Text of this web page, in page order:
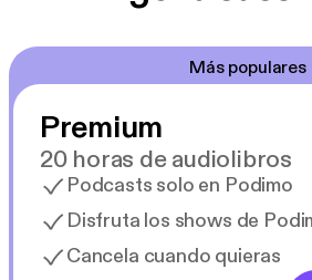
Más populares
Premium
20 horas de audiolibros
Podcasts solo en Podimo
Disfruta los shows de
Cancela cuando quieras